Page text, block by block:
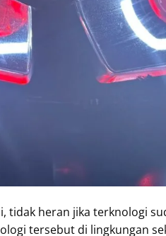
tidak heran jika terknologi
tersebut di lingkungan